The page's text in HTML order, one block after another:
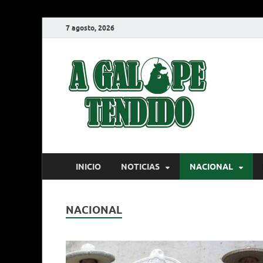
7 agosto, 2026
INICIO NOTICIAS NACIONAL
NACIONAL